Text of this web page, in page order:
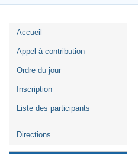
Menu
de
Accueil
Appel à contribution
Ordre du jour
Inscription
Liste des participants
Directions